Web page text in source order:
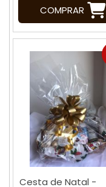
COMPRAR
Cesta de Natal -